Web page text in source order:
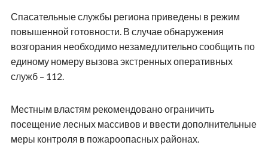
Спасательные службы региона приведены в режим
повышенной готовности. В случае обнаружения
возгорания необходимо незамедлительно сообщить по
единому номеру вызова экстренных оперативных
служб – 112.
Местным властям рекомендовано ограничить
посещение лесных массивов и ввести дополнительные
меры контроля в пожароопасных районах.